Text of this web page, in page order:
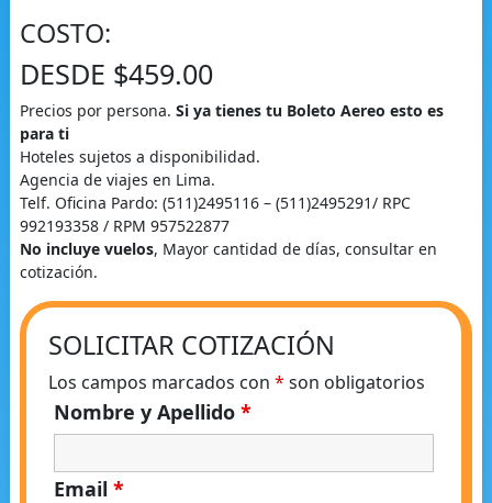
COSTO:
DESDE $459.00
Precios por persona. Si ya tienes tu Boleto Aereo esto es
para ti
Hoteles sujetos a disponibilidad.
Agencia de viajes en Lima.
Telf. Oficina Pardo: (511)2495116 – (511)2495291/ RPC
992193358 / RPM 957522877
No incluye vuelos, Mayor cantidad de días, consultar en
cotización.
SOLICITAR COTIZACIÓN
Los campos marcados con * son obligatorios
Nombre y Apellido *
Email *